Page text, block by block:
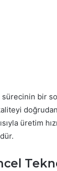
bir
doğrudan
üretim